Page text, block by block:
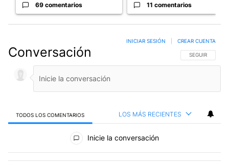
69 comentarios 11 comentarios
Conversación SIGA ESTA
SEGUIR
INICIAR SESIÓN CREAR CUENTA
TODOS LOS COMENTARIOS LOS MÁS RECIENTES
Todos los comentarios
Inicie la conversación